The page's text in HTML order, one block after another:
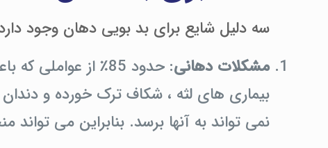
سه دلیل شایع برای بد بویی دهان وجود
مشکلات دهانی
: حدود 85٪ از
بیماری های لثه ، شکاف ترک خورده و
نمی تواند به آنها برسد. بنابراین می